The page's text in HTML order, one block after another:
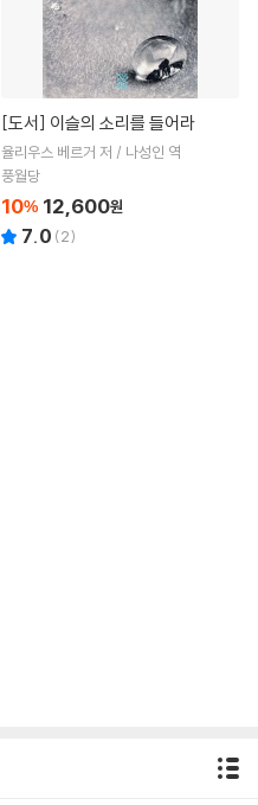
[도서] 이슬의 소리를 들어라
율리우스 베르거 저 / 나성인 역
풍월당
10% 12,600원
7.0 (2)